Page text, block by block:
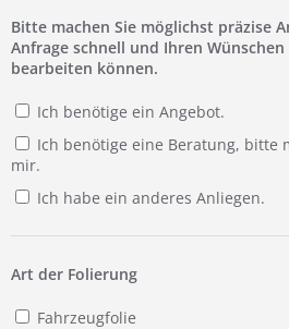
FAQ
Lexikon
Video
Bitte machen Sie möglichst präzise
Anfrage schnell und Ihren
bearbeiten können.
Ich benötige ein Angebot.
Ich benötige eine Beratung, bitte
mir.
Ich habe ein anderes Anliegen.
Art der Folierung
Fahrzeugfolie